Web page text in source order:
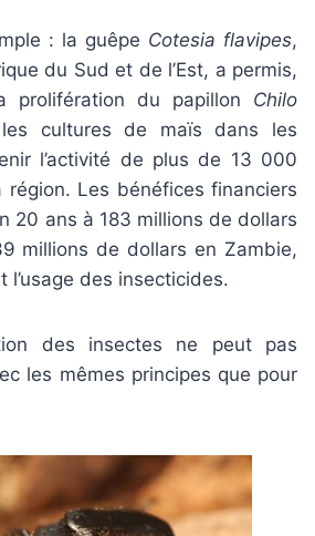
: la guêpe Cotesia flavipes,
du Sud et de l’Est, a permis,
prolifération du papillon Chilo
cultures de maïs dans les
l’activité de plus de 13 000
région. Les bénéfices financiers
20 ans à 183 millions de dollars
millions de dollars en Zambie,
l’usage des insecticides.
des insectes ne peut pas
les mêmes principes que pour